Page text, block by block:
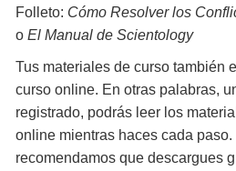
Folleto: Cómo Resolver los
o El Manual de Scientology
Tus materiales de curso también
curso online. En otras palabras,
registrado, podrás leer los
online mientras haces cada
recomendamos que descargues